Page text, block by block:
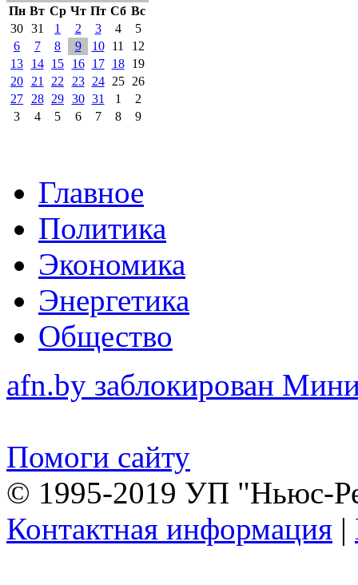
Пн Вт Ср Чт Пт Сб Вс
30 31 1 2 3 4
5
6
7 8 9 10 11
12
13
14 15 16 17 18
19
20
21 22 23 24 25
26
27
28 29 30 31 1
2
3
4 5 6 7 8 9
Главное
Политика
Экономика
Энергетика
Общество
afn.by заблокирован
Помоги сайту
© 1995-2019 УП "Ньюс-
Контактная информация |